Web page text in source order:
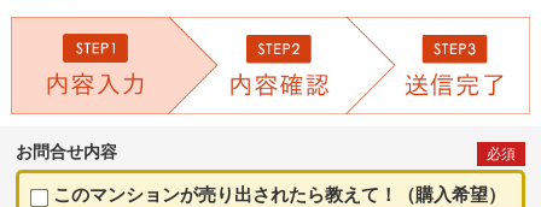
お問合せ内容 必須
このマンションが売り出されたら教えて！（購入希望）